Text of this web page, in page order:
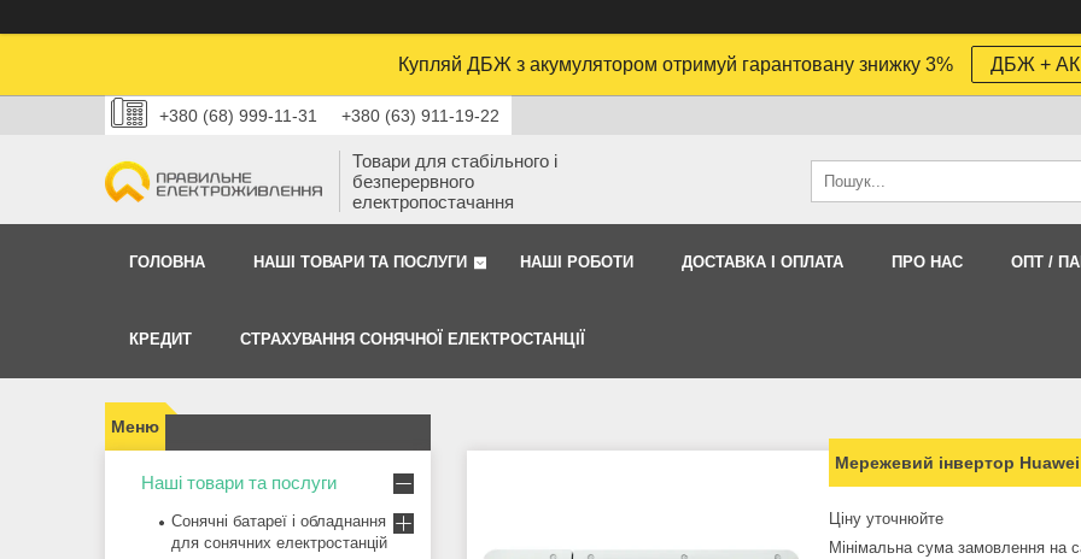
Купляй ДБЖ з акумулятором отримуй гарантовану знижку 3% ДБЖ +
+380 (68) 999-11-31 +380 (63) 911-19-22
Товари для стабільного і
безперервного
електропостачання
ГОЛОВНА НАШІ ТОВАРИ ТА ПОСЛУГИ НАШI РОБОТИ ДОСТАВКА І ОПЛАТА ПРО НАС ОПТ /
КРЕДИТ СТРАХУВАННЯ СОНЯЧНОЇ ЕЛЕКТРОСТАНЦІЇ
Мережевий інвертор
Ціну уточнюйте
Мінімальна сума замовлення на
Наші товари та послуги
Сонячні батареї і обладнання
для сонячних електростанцій